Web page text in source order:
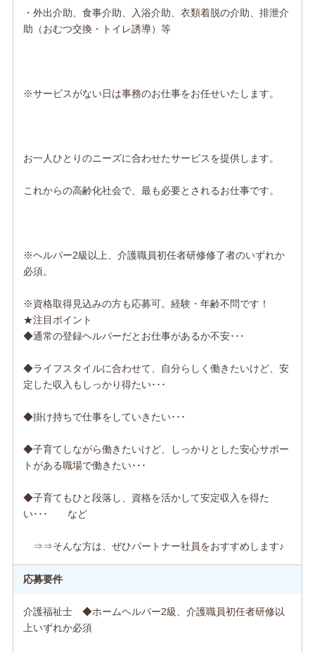
・外出介助、食事介助、入浴介助、衣類着脱の介助、排泄介
助（おむつ交換・トイレ誘導）等
※サービスがない日は事務のお仕事をお任せいたします。
お一人ひとりのニーズに合わせたサービスを提供します。
これからの高齢化社会で、最も必要とされるお仕事です。
※ヘルパー2級以上、介護職員初任者研修修了者のいずれか
必須。
※資格取得見込みの方も応募可。経験・年齢不問です！
★注目ポイント
◆通常の登録ヘルパーだとお仕事があるか不安･･･
◆ライフスタイルに合わせて、自分らしく働きたいけど、安
定した収入もしっかり得たい･･･
◆掛け持ちで仕事をしていきたい･･･
◆子育てしながら働きたいけど、しっかりとした安心サポー
トがある職場で働きたい･･･
◆子育てもひと段落し、資格を活かして安定収入を得た
い･･･ など
⇒⇒そんな方は、ぜひパートナー社員をおすすめします♪
応募要件
介護福祉士 ◆ホームヘルパー2級、介護職員初任者研修以
上いずれか必須